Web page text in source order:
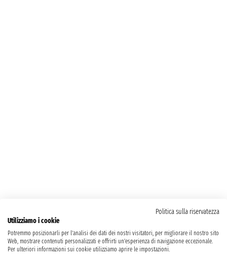
Politica sulla riservatezza
Utilizziamo i cookie
Potremmo posizionarli per l'analisi dei dati dei nostri visitatori, per migliorare il nostro sito
Web, mostrare contenuti personalizzati e offrirti un'esperienza di navigazione eccezionale.
Per ulteriori informazioni sui cookie utilizziamo aprire le impostazioni.